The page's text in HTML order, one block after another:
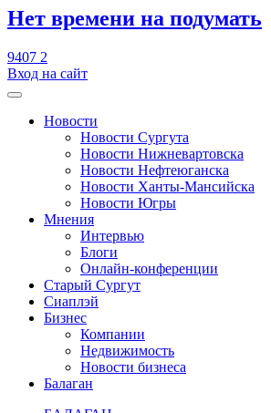
​Нет времени на подумать
9407 2
Вход на сайт
Новости
Новости Сургута
Новости Нижневартовска
Новости Нефтеюганска
Новости Ханты-Мансийска
Новости Югры
Мнения
Интервью
Блоги
Онлайн-конференции
Старый Сургут
Сиаплэй
Бизнес
Компании
Недвижимость
Новости бизнеса
Балаган